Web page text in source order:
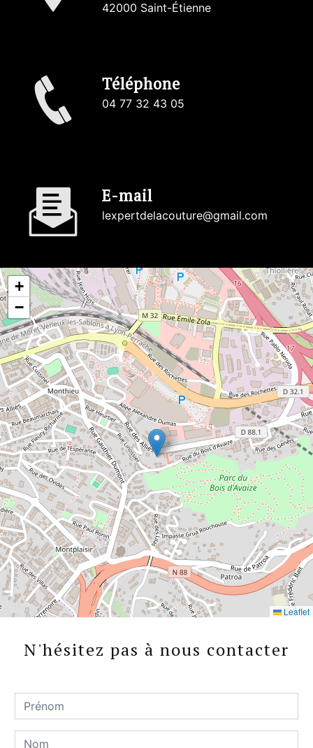
42000 Saint-Étienne
Téléphone
04 77 32 43 05
E-mail
lexpertdelacouture@gmail.com
+
−
Leaflet
N'hésitez pas à nous contacter